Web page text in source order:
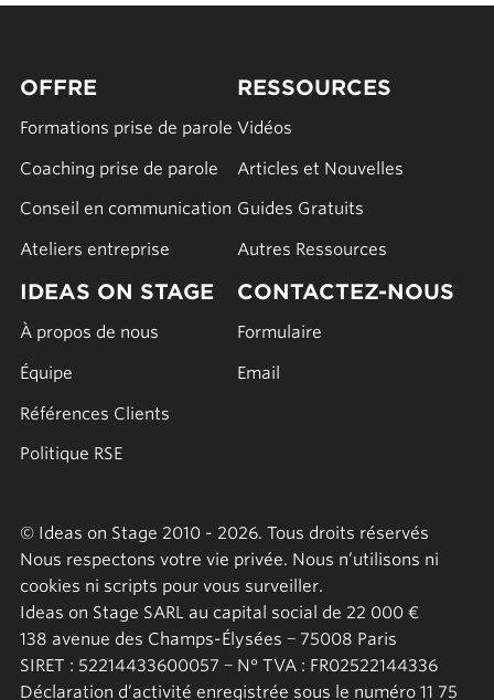
OFFRE
Formations prise de parole
Coaching prise de parole
Conseil en communication
Ateliers entreprise
RESSOURCES
Vidéos
Articles et Nouvelles
Guides Gratuits
Autres Ressources
IDEAS ON STAGE
À propos de nous
Équipe
Références Clients
Politique RSE
CONTACTEZ-NOUS
Formulaire
Email
© Ideas on Stage 2010 - 2026. Tous droits réservés
Nous respectons votre vie privée. Nous n’utilisons ni
cookies ni scripts pour vous surveiller.
Ideas on Stage SARL au capital social de 22 000 €
138 avenue des Champs-Élysées − 75008 Paris
SIRET : 52214433600057 − N° TVA : FR02522144336
Déclaration d’activité enregistrée sous le numéro 11 75